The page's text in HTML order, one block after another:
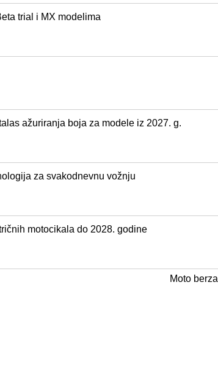
trial i MX modelima
ažuriranja boja za modele iz 2027. g.
za svakodnevnu vožnju
motocikala do 2028. godine
Moto berza